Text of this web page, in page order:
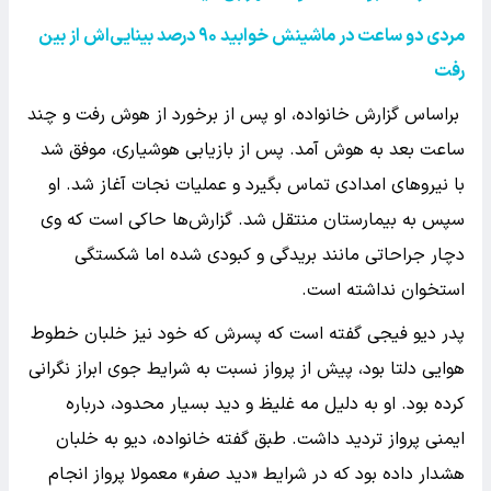
مردی دو ساعت در ماشینش خوابید۹۰درصد بینایی‌اش از بین
رفت
براساس گزارش خانواده، او پس از برخورد از هوش رفت و چند
ساعت بعد به هوش آمد. پس از بازیابی هوشیاری، موفق شد
با نیروهای امدادی تماس بگیرد و عملیات نجات آغاز شد. او
سپس به بیمارستان منتقل شد. گزارش‌ها حاکی است که وی
دچار جراحاتی مانند بریدگی و کبودی شده اما شکستگی
استخوان نداشته است.
پدر دیو فیجی گفته است که پسرش که خود نیز خلبان خطوط
هوایی دلتا بود، پیش از پرواز نسبت به شرایط جوی ابراز نگرانی
کرده بود. او به دلیل مه غلیظ و دید بسیار محدود، درباره
ایمنی پرواز تردید داشت. طبق گفته خانواده، دیو به خلبان
هشدار داده بود که در شرایط «دید صفر» معمولا پرواز انجام